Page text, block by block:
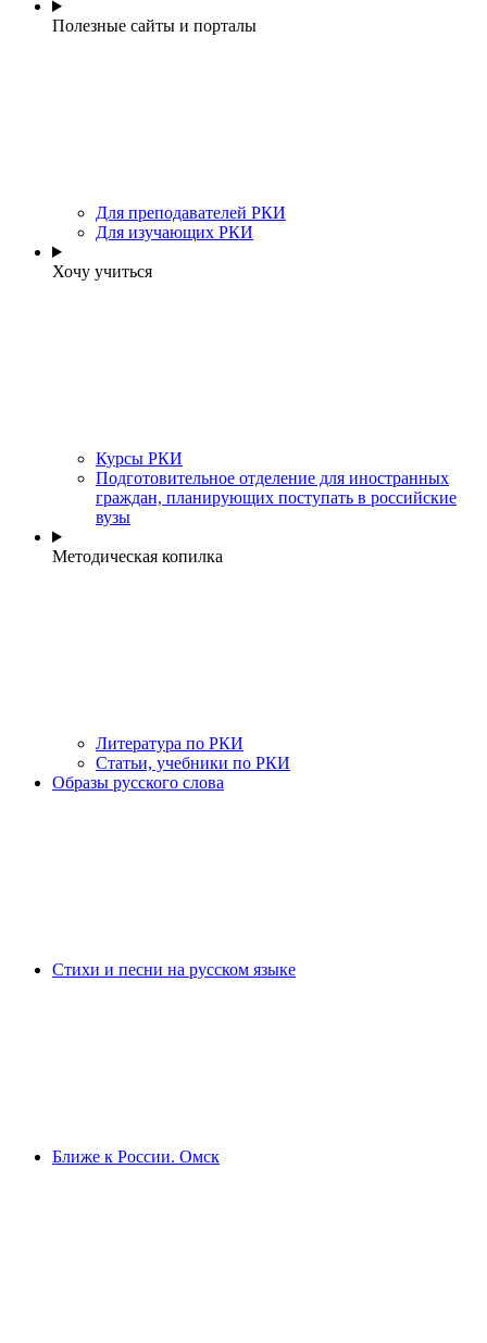
Полезные сайты и порталы
Для преподавателей РКИ
Для изучающих РКИ
Хочу учиться
Курсы РКИ
Подготовительное отделение для иностранных
граждан, планирующих поступать в российские
вузы
Методическая копилка
Литература по РКИ
Статьи, учебники по РКИ
Образы русского слова
Стихи и песни на русском языке
Ближе к России. Омск